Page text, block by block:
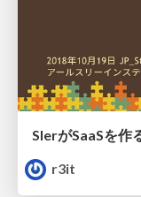
r3it